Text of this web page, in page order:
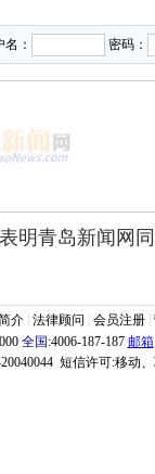
名： 密码：
明青岛新闻网